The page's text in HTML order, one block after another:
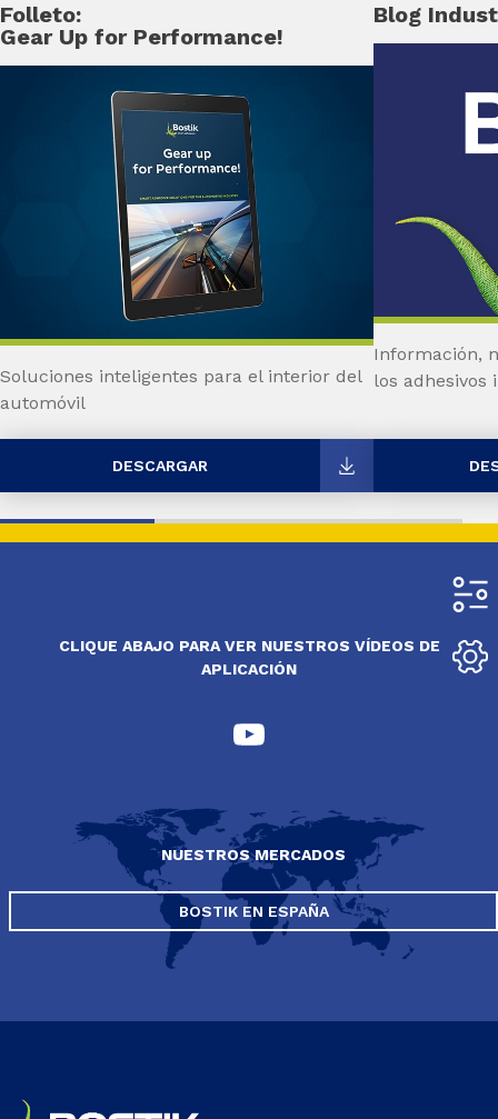
Folleto:
Gear Up for Performance!
Soluciones inteligentes para el interior del
automóvil
DESCARGAR
Blog
Información,
los adhesivos
CLIQUE ABAJO PARA VER NUESTROS VÍDEOS DE
APLICACIÓN
NUESTROS MERCADOS
BOSTIK EN ESPAÑA